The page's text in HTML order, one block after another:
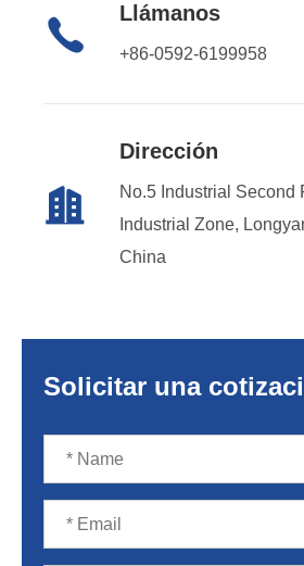
 Llámanos
+86-0592-6199958

Dirección
No.5 Industrial Second
Industrial Zone,
China
Solicitar una